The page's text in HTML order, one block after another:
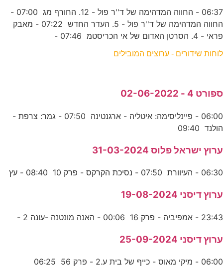
06:37 - החווה המדהימה של ד''ר פול - 12. החורף מג 07:00 -
החווה המדהימה של ד''ר פול - 5. העדר החדש 07:22 - מאבק
פראי - 4. הסרטן האדום של אי הכריסטמ 07:46 -
לוחות שידורים - ערוצים המובילים
ספורט 4 - 02-06-2022
06:00 - פיינליסימה: איטליה - ארגנטינה 07:50 - גמר: צרפת -
הולנד 09:40
ערוץ ישראל פלוס 31-03-2024
06:30 - העיוורת 07:50 - נסיכת הקרקס - פרק 10 08:40 - עץ
ערוץ דיסני 19-08-2024
23:43 - אמפיביה - פרק 16 00:06 - האנה מונטנה -עונה 2 -
ערוץ דיסני 25-09-2024
06:00 - מיקי מאוס - כייף של בית ע.2 - פרק 56 06:25